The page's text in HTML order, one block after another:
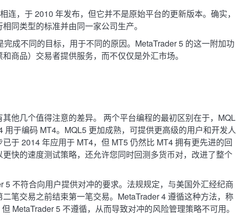
连，于 2010 年发布，但它并不是原始平台的更新版本。确实，
同类型的标准并由同一家公司生产。
完成不同的目标，用于不同的原因。MetaTrader 5 的这一附加功
商品）交易者提供服务，而不仅仅是外汇市场。
他几个值得注意的差异。 两个平台编程的最初区别在于，MQL
用于编码 MT4。MQL5 更加成熟，可提供更高级的用户和开发人
于 2014 年应用于 MT4，但 MT5 仍然比 MT4 拥有更先进的回
快的速度测试策略，还允许您同时回测多货币对，改进了整个
5 不符合向用户提供对冲的要求。法规规定，与美国外汇经纪商
笔交易之前结束第一笔交易。MetaTrader 4 遵循这种方法，称
MetaTrader 5 不遵循，从而导致对冲的风险管理策略不可用。